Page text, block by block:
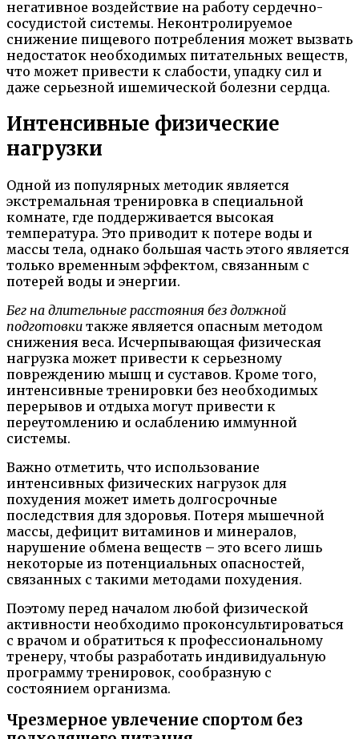
негативное воздействие на работу сердечно-
сосудистой системы. Неконтролируемое
снижение пищевого потребления может вызвать
недостаток необходимых питательных веществ,
что может привести к слабости, упадку сил и
даже серьезной ишемической болезни сердца.
Интенсивные физические
нагрузки
Одной из популярных методик является
экстремальная тренировка в специальной
комнате, где поддерживается высокая
температура. Это приводит к потере воды и
массы тела, однако большая часть этого является
только временным эффектом, связанным с
потерей воды и энергии.
Бег на длительные расстояния без должной
подготовки также является опасным методом
снижения веса. Исчерпывающая физическая
нагрузка может привести к серьезному
повреждению мышц и суставов. Кроме того,
интенсивные тренировки без необходимых
перерывов и отдыха могут привести к
переутомлению и ослаблению иммунной
системы.
Важно отметить, что использование
интенсивных физических нагрузок для
похудения может иметь долгосрочные
последствия для здоровья. Потеря мышечной
массы, дефицит витаминов и минералов,
нарушение обмена веществ – это всего лишь
некоторые из потенциальных опасностей,
связанных с такими методами похудения.
Поэтому перед началом любой физической
активности необходимо проконсультироваться
с врачом и обратиться к профессиональному
тренеру, чтобы разработать индивидуальную
программу тренировок, сообразную с
состоянием организма.
Чрезмерное увлечение спортом без